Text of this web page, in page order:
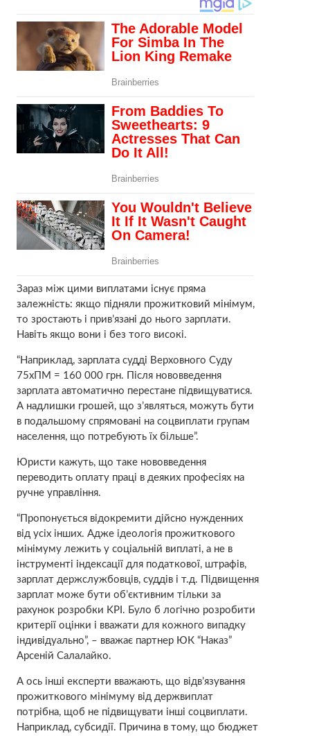
Зараз між цими виплатами існує пряма
залежність: якщо підняли прожитковий мінімум,
то зростають і прив’язані до нього зарплати.
Навіть якщо вони і без того високі.
“Наприклад, зарплата судді Верховного Суду
75хПМ = 160 000 грн. Після нововведення
зарплата автоматично перестане підвищуватися.
А надлишки грошей, що з’являться, можуть бути
в подальшому спрямовані на соцвиплати групам
населення, що потребують їх більше”.
Юристи кажуть, що таке нововведення
переводить оплату праці в деяких професіях на
ручне управління.
“Пропонується відокремити дійсно нужденних
від усіх інших. Адже ідеологія прожиткового
мінімуму лежить у соціальній виплаті, а не в
інструменті індексації для податкової, штрафів,
зарплат держслужбовців, суддів і т.д. Підвищення
зарплат може бути об’єктивним тільки за
рахунок розробки KPI. Було б логічно розробити
критерії оцінки і вважати для кожного випадку
індивідуально”, – вважає партнер ЮК “Наказ”
Арсеній Салалайко.
А ось інші експерти вважають, що відв’язування
прожиткового мінімуму від держвиплат
потрібна, щоб не підвищувати інші соцвиплати.
Наприклад, субсидії. Причина в тому, що бюджет